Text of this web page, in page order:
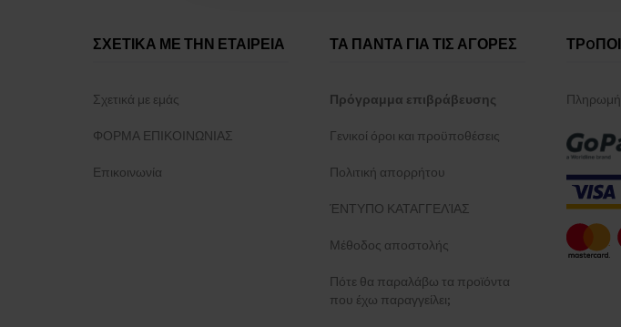
ΣΧΕΤΙΚΑ ΜΕ ΤΗΝ ΕΤΑΙΡΕΙΑ
Σχετικά με εμάς
ΦΟΡΜΑ ΕΠΙΚΟΙΝΩΝΙΑΣ
Επικοινωνία
ΤΑ ΠΑΝΤΑ ΓΙΑ ΤΙΣ ΑΓΟΡΕΣ
Πρόγραμμα επιβράβευσης
Γενικοί όροι και προϋποθέσεις
Πολιτική απορρήτου
ΈΝΤΥΠΟ ΚΑΤΑΓΓΕΛΊΑΣ
Μέθοδος αποστολής
Πότε θα παραλάβω τα προϊόντα
που έχω παραγγείλει;
Πληρωμή